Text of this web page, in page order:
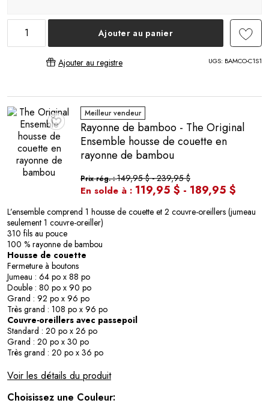
Ajouter au panier
Ajouter au registre UGS: BAMCO-C1S1
♥
Meilleur vendeur
Rayonne de bamboo - The Original
Ensemble housse de couette en
rayonne de bambou
Prix rég. :149,95 $- 239,95 $
En solde à : 119,95 $ - 189,95 $
L’ensemble comprend 1 housse de couette et 2 couvre-oreillers (jumeau
seulement 1 couvre-oreiller)
310 fils au pouce
100 % rayonne de bambou
Housse de couette
Fermeture à boutons
Jumeau : 64 po x 88 po
Double : 80 po x 90 po
Grand : 92 po x 96 po
Très grand : 108 po x 96 po
Couvre-oreillers avec passepoil
Standard : 20 po x 26 po
Grand : 20 po x 30 po
Très grand : 20 po x 36 po
Voir les détails du produit
Choisissez une Couleur: